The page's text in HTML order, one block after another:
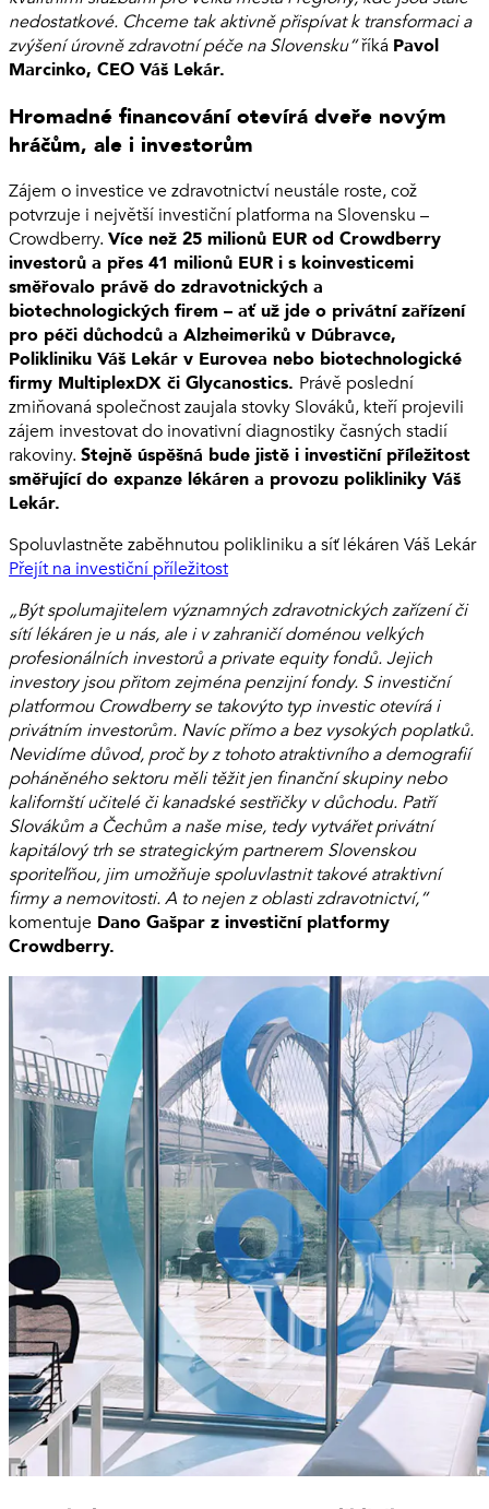
nedostatkové. Chceme tak aktivně přispívat k transformaci a
zvýšení úrovně zdravotní péče na Slovensku“říká Pavol
Marcinko, CEO Váš Lekár.
Hromadné financování otevírá dveře novým
hráčům, ale i investorům
Zájem o investice ve zdravotnictví neustále roste, což
potvrzuje i největší investiční platforma na Slovensku –
Crowdberry. Více než 25 milionů EUR od Crowdberry
investorů a přes 41 milionů EUR i s koinvesticemi
směřovalo právě do zdravotnických a
biotechnologických firem – ať už jde o privátní zařízení
pro péči důchodců a Alzheimeriků v Dúbravce,
Polikliniku Váš Lekár v Eurovea nebo biotechnologické
firmy MultiplexDX či Glycanostics. Právě poslední
zmiňovaná společnost zaujala stovky Slováků, kteří projevili
zájem investovat do inovativní diagnostiky časných stadií
rakoviny. Stejně úspěšná bude jistě i investiční příležitost
směřující do expanze lékáren a provozu polikliniky Váš
Lekár.
Spoluvlastněte zaběhnutou polikliniku a síť lékáren Váš Lekár
Přejít na investiční příležitost
„Být spolumajitelem významných zdravotnických zařízení či
sítí lékáren je u nás, ale i v zahraničí doménou velkých
profesionálních investorů a private equity fondů. Jejich
investory jsou přitom zejména penzijní fondy. S investiční
platformou Crowdberry se takovýto typ investic otevírá i
privátním investorům. Navíc přímo a bez vysokých poplatků.
Nevidíme důvod, proč by z tohoto atraktivního a demografií
poháněného sektoru měli těžit jen finanční skupiny nebo
kalifornští učitelé či kanadské sestřičky v důchodu. Patří
Slovákům a Čechům a naše mise, tedy vytvářet privátní
kapitálový trh se strategickým partnerem Slovenskou
sporiteľňou, jim umožňuje spoluvlastnit takové atraktivní
firmy a nemovitosti. A to nejen z oblasti zdravotnictví,“
komentuje Dano Gašpar z investiční platformy
Crowdberry.